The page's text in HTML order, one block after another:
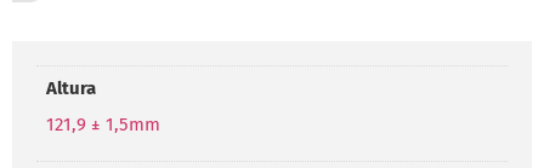
Altura
121,9 ± 1,5mm